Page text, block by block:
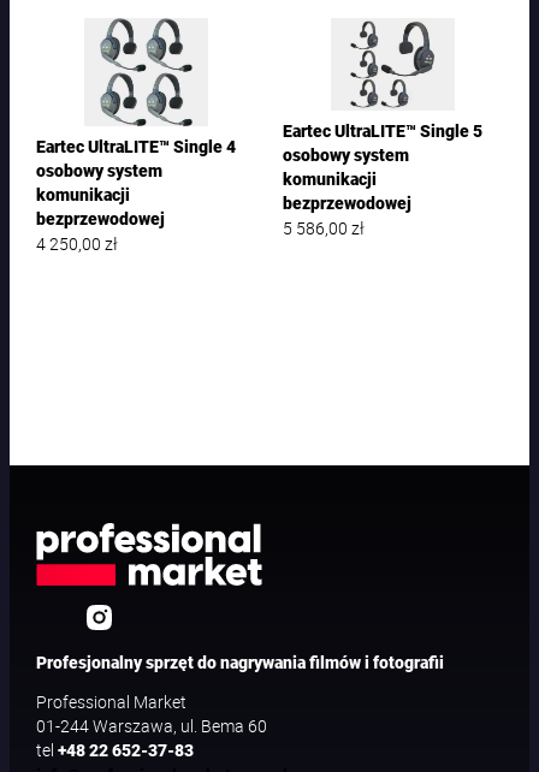
Eartec UltraLITE™ Single 4
osobowy system
komunikacji
bezprzewodowej
4 250,00zł
Eartec UltraLITE™ Single 5
osobowy system
komunikacji
bezprzewodowej
5 586,00 zł
Profesjonalny sprzęt do nagrywania filmów i fotografii
Professional Market
01-244 Warszawa, ul. Bema 60
tel+48 22 652-37-83